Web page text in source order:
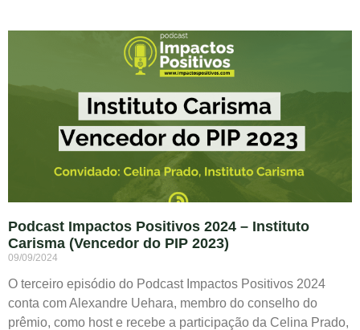
Podcast Impactos Positivos 2024 – Instituto
Carisma (Vencedor do PIP 2023)
09/09/2024
O terceiro episódio do Podcast Impactos Positivos 2024
conta com Alexandre Uehara, membro do conselho do
prêmio, como host e recebe a participação da Celina Prado,